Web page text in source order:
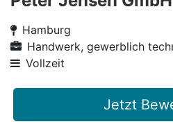
Hamburg
Handwerk, gewerblich
Vollzeit
Jetzt